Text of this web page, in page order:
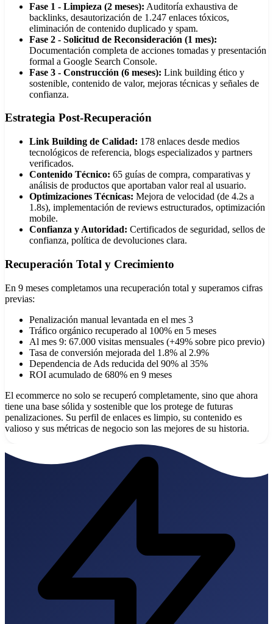
Fase 1 - Limpieza (2 meses): Auditoría exhaustiva de
backlinks, desautorización de 1.247 enlaces tóxicos,
eliminación de contenido duplicado y spam.
Fase 2 - Solicitud de Reconsideración (1 mes):
Documentación completa de acciones tomadas y presentación
formal a Google Search Console.
Fase 3 - Construcción (6 meses): Link building ético y
sostenible, contenido de valor, mejoras técnicas y señales de
confianza.
Estrategia Post-Recuperación
Link Building de Calidad: 178 enlaces desde medios
tecnológicos de referencia, blogs especializados y partners
verificados.
Contenido Técnico: 65 guías de compra, comparativas y
análisis de productos que aportaban valor real al usuario.
Optimizaciones Técnicas: Mejora de velocidad (de 4.2s a
1.8s), implementación de reviews estructurados, optimización
mobile.
Confianza y Autoridad: Certificados de seguridad, sellos de
confianza, política de devoluciones clara.
Recuperación Total y Crecimiento
En 9 meses completamos una recuperación total y superamos cifras
previas:
Penalización manual levantada en el mes 3
Tráfico orgánico recuperado al 100% en 5 meses
Al mes 9: 67.000 visitas mensuales (+49% sobre pico previo)
Tasa de conversión mejorada del 1.8% al 2.9%
Dependencia de Ads reducida del 90% al 35%
ROI acumulado de 680% en 9 meses
El ecommerce no solo se recuperó completamente, sino que ahora
tiene una base sólida y sostenible que los protege de futuras
penalizaciones. Su perfil de enlaces es limpio, su contenido es
valioso y sus métricas de negocio son las mejores de su historia.